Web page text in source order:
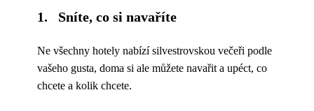
1. Sníte, co si navaříte
Ne všechny hotely nabízí silvestrovskou večeři podle
vašeho gusta, doma si ale můžete navařit a upéct, co
chcete a kolik chcete.